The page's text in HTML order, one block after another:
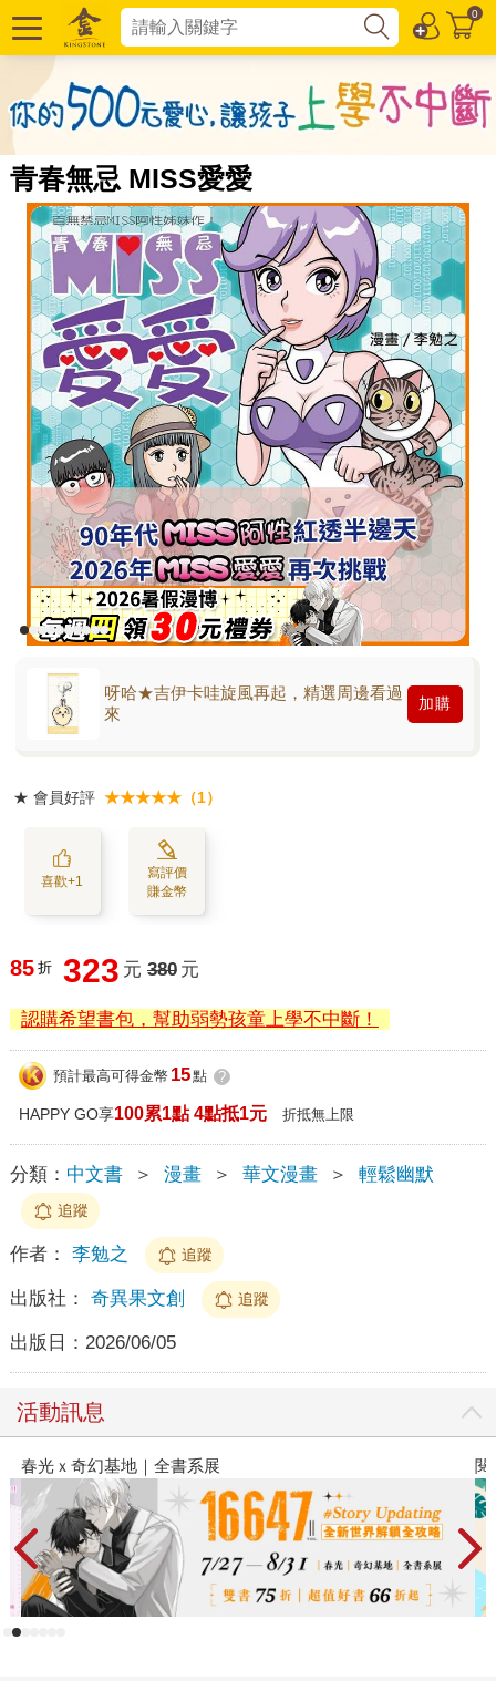
0
青春無忌 MISS愛愛
呀哈★吉伊卡哇旋風再起，精選周邊看過
來
加購
★ 會員好評 ★★★★★（1）
喜歡+1
寫評價
賺金幣
85 折 323 元 380 元
認購希望書包，幫助弱勢孩童上學不中斷！
預計最高可得金幣 15點 ?
HAPPY GO享100累1點 4點抵1元 折抵無上限
分類： 中文書 ＞ 漫畫 ＞ 華文漫畫 ＞ 輕鬆幽默
追蹤
作者： 李勉之 追蹤
出版社： 奇異果文創 追蹤
出版日： 2026/06/05
活動訊息
閱讀漫遊錄-2026上半年暢銷榜